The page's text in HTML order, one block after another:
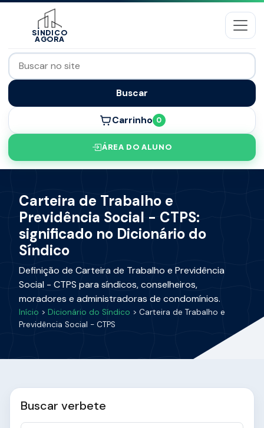
SÍNDICO
AGORA
Buscar
Carrinho 0
ÁREA DO ALUNO
Carteira de Trabalho e
Previdência Social - CTPS:
significado no Dicionário do
Síndico
Definição de Carteira de Trabalho e Previdência
Social - CTPS para síndicos, conselheiros,
moradores e administradoras de condomínios.
Início > Dicionário do Síndico > Carteira de Trabalho e
Previdência Social - CTPS
Buscar verbete